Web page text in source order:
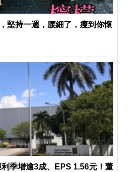
堅持一週，腰細了，瘦到你懷
季增逾3成、EPS 1.56元！董